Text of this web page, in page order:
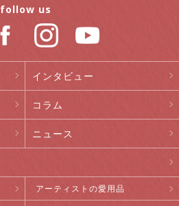
インタビュー
コラム
ニュース
アーティストの愛用品
follow us